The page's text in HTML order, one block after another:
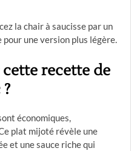
la chair à saucisse par un
pour une version plus légère.
recette de
économiques,
plat mijoté révèle une
et une sauce riche qui